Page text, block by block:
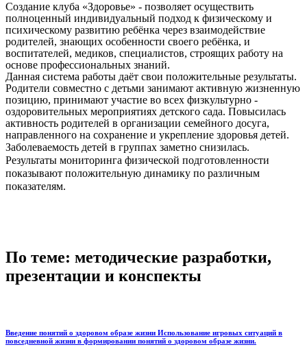
Создание клуба «Здоровье» - позволяет осуществить
полноценный индивидуальный подход к физическому и
психическому развитию ребёнка через взаимодействие
родителей, знающих особенности своего ребёнка, и
воспитателей, медиков, специалистов, строящих работу на
основе профессиональных знаний.
Данная система работы даёт свои положительные результаты.
Родители совместно с детьми занимают активную жизненную
позицию, принимают участие во всех физкультурно -
оздоровительных мероприятиях детского сада. Повысилась
активность родителей в организации семейного досуга,
направленного на сохранение и укрепление здоровья детей.
Заболеваемость детей в группах заметно снизилась.
Результаты мониторинга физической подготовленности
показывают положительную динамику по различным
показателям.
По теме: методические разработки,
презентации и конспекты
Введение понятий о здоровом образе жизни Использование игровых ситуаций в
повседневной жизни в формировании понятий о здоровом образе жизни.